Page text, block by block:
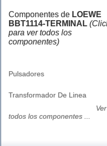
Componentes de LOEWE
BBT1114-TERMINAL
para ver todos los
componentes)
Pulsadores
Transformador De Linea
Ver
todos los componentes ...